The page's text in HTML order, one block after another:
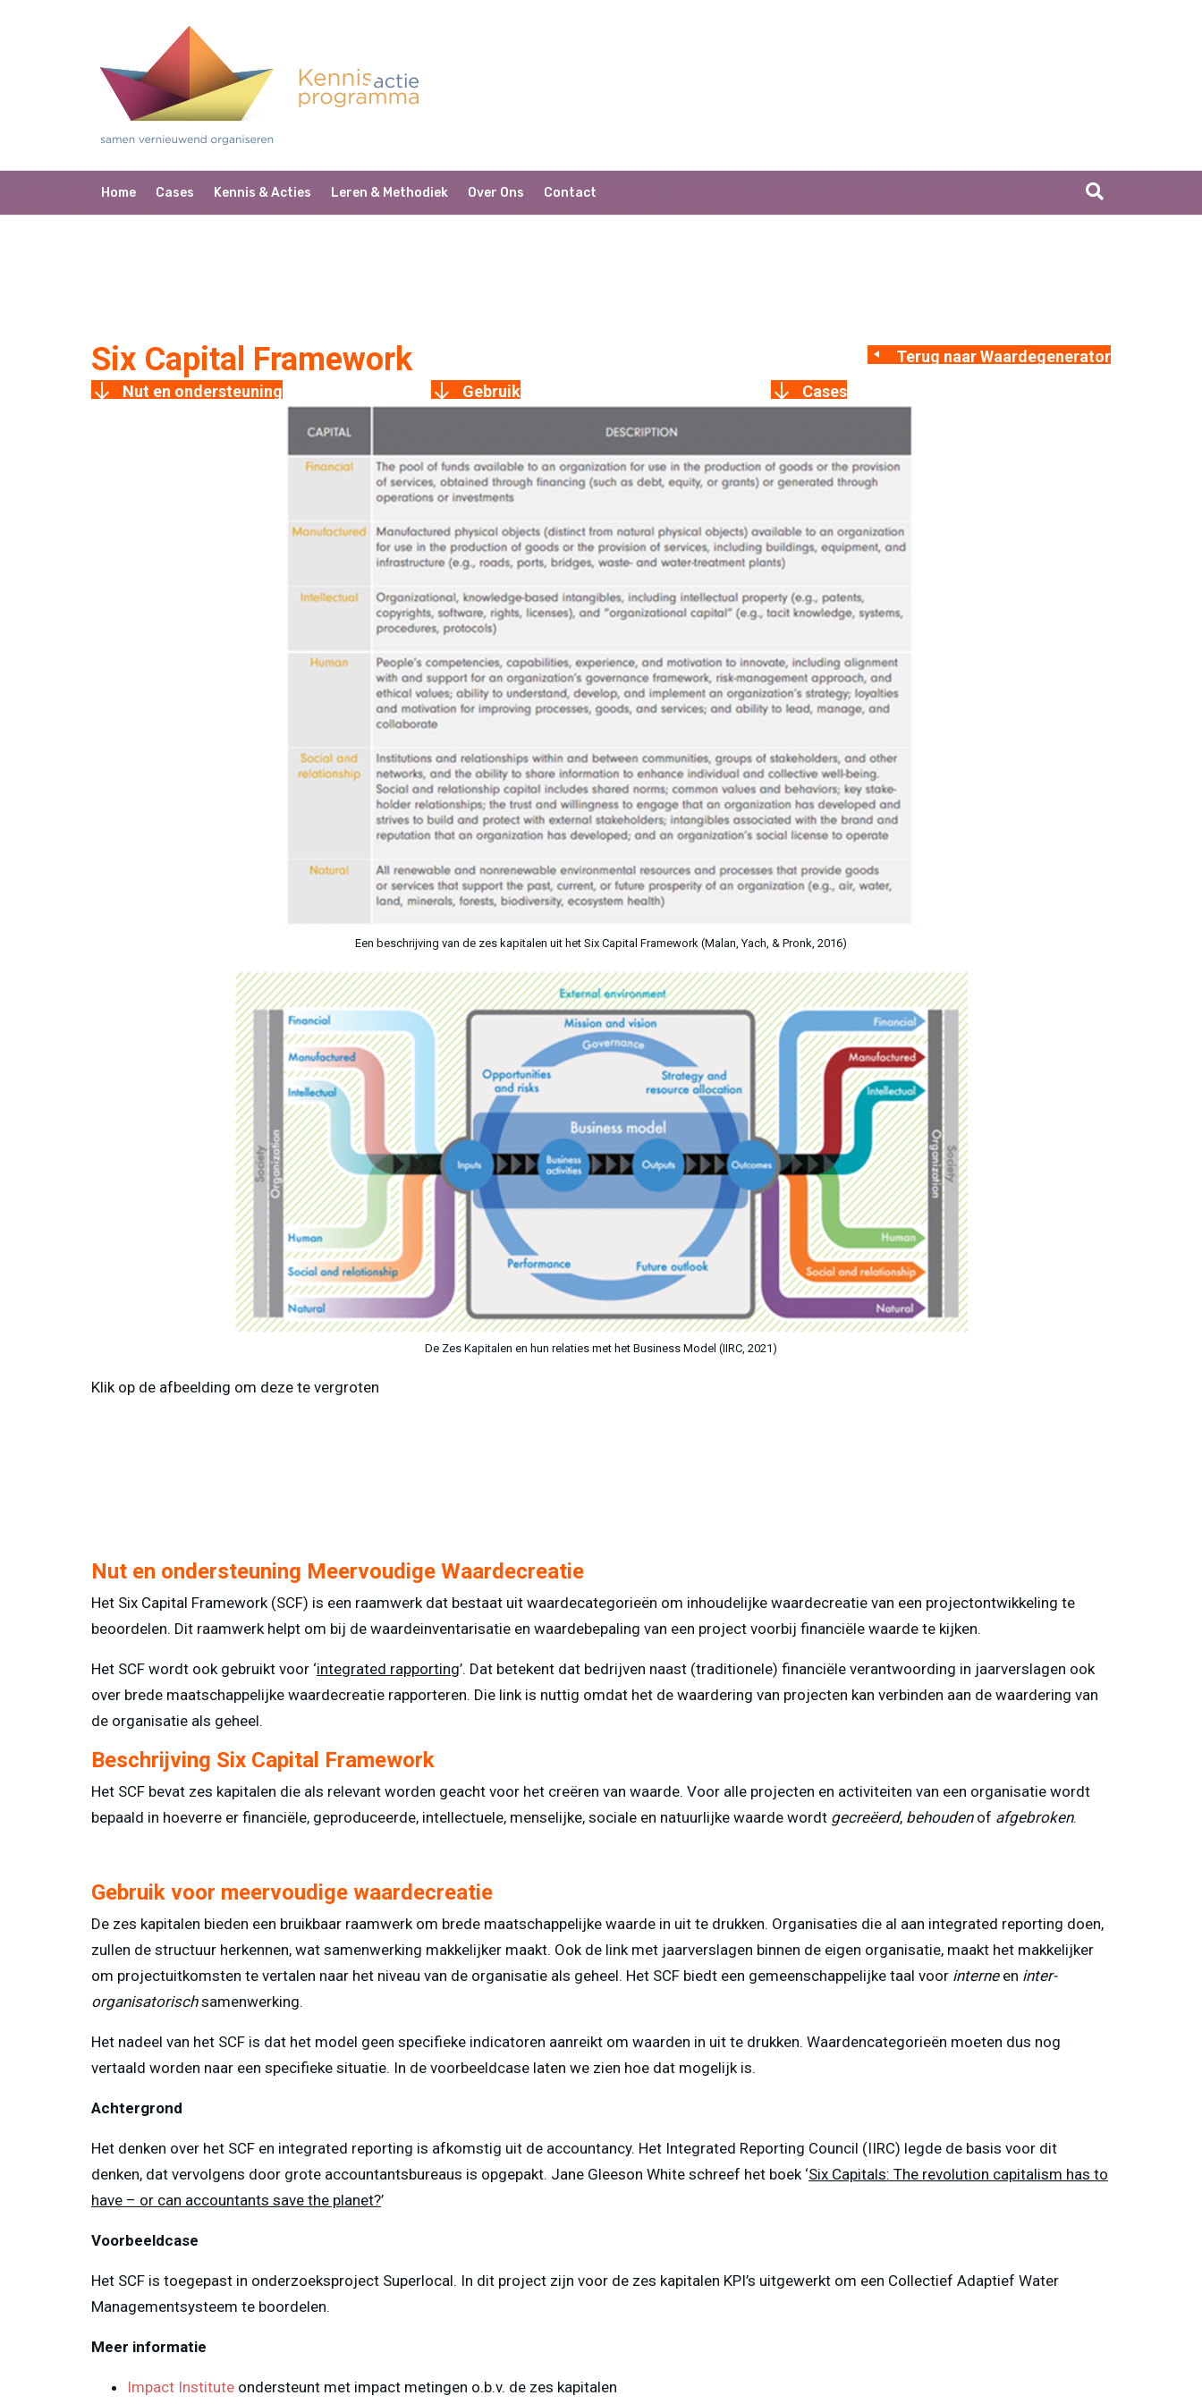
Home Cases Kennis & Acties Leren & Methodiek Over Ons Contact
Six Capital Framework
Terug naar Waardegenerator
Nut en ondersteuning
Gebruik Cases
Een beschrijving van de zes kapitalen uit het Six Capital Framework (Malan, Yach, & Pronk, 2016)
De Zes Kapitalen en hun relaties met het Business Model (IIRC, 2021)
Klik op de afbeelding om deze te vergroten
Nut en ondersteuning Meervoudige Waardecreatie
Het Six Capital Framework (SCF) is een raamwerk dat bestaat uit waardecategorieën om inhoudelijke waardecreatie van een projectontwikkeling te
beoordelen. Dit raamwerk helpt om bij de waardeinventarisatie en waardebepaling van een project voorbij financiële waarde te kijken.
Het SCF wordt ook gebruikt voor ‘integrated rapporting’. Dat betekent dat bedrijven naast (traditionele) financiële verantwoording in jaarverslagen ook
over brede maatschappelijke waardecreatie rapporteren. Die link is nuttig omdat het de waardering van projecten kan verbinden aan de waardering van
de organisatie als geheel.
Beschrijving Six Capital Framework
Het SCF bevat zes kapitalen die als relevant worden geacht voor het creëren van waarde. Voor alle projecten en activiteiten van een organisatie wordt
bepaald in hoeverre er financiële, geproduceerde, intellectuele, menselijke, sociale en natuurlijke waarde wordt gecreëerd, behoudenof afgebroken.
Gebruik voor meervoudige waardecreatie
De zes kapitalen bieden een bruikbaar raamwerk om brede maatschappelijke waarde in uit te drukken. Organisaties die al aan integrated reporting doen,
zullen de structuur herkennen, wat samenwerking makkelijker maakt. Ook de link met jaarverslagen binnen de eigen organisatie, maakt het makkelijker
om projectuitkomsten te vertalen naar het niveau van de organisatie als geheel. Het SCF biedt een gemeenschappelijke taal voor interneen inter-
organisatorischsamenwerking.
Het nadeel van het SCF is dat het model geen specifieke indicatoren aanreikt om waarden in uit te drukken. Waardencategorieën moeten dus nog
vertaald worden naar een specifieke situatie. In de voorbeeldcase laten we zien hoe dat mogelijk is.
Achtergrond
Het denken over het SCF en integrated reporting is afkomstig uit de accountancy. Het Integrated Reporting Council (IIRC) legde de basis voor dit
denken, dat vervolgens door grote accountantsbureaus is opgepakt. Jane Gleeson White schreef het boek ‘Six Capitals: The revolution capitalism has to
have – or can accountants save the planet?’
Voorbeeldcase
Het SCF is toegepast in onderzoeksproject Superlocal. In dit project zijn voor de zes kapitalen KPI’s uitgewerkt om een Collectief Adaptief Water
Managementsysteem te boordelen.
Meer informatie
Impact Institute ondersteunt met impact metingen o.b.v. de zes kapitalen